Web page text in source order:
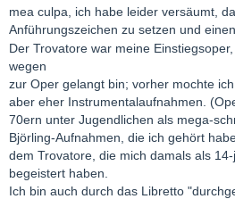
mea culpa, ich habe leider versäumt,
Anführungszeichen zu setzen und einen
Der Trovatore war meine
wegen
zur Oper gelangt bin; vorher mochte
aber eher Instrumentalaufnahmen.
70ern unter Jugendlichen als mega-
Björling-Aufnahmen, die ich gehört
dem Trovatore, die mich damals als
begeistert haben.
Ich bin auch durch das Libretto